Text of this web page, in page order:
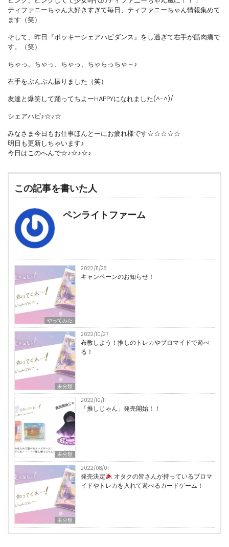
ティファニーちゃん大好きすぎて毎日、ティファニーちゃん情報集めて
ます（笑）
そして、昨日『ポッキーシェアハピダンス』をし過ぎて右手が筋肉痛で
す。（笑）
ちゃっ、ちゃっ、ちゃっ、ちゃらっちゃ～♪
右手をぶんぶん振りました（笑）
友達と爆笑して踊ってちよーHAPPYになれました(^-^)/
シェアハピ♪☆♪☆
みなさま今日もお仕事ほんとーにお疲れ様です☆☆☆☆☆
明日も更新しちゃいます♪
今日はこのへんで☆♪☆♪☆♪
この記事を書いた人
ペンライトファーム
やってみた
2022/11/28
キャンペーンのお知らせ！
未分類
2022/10/27
布教しよう！推しのトレカやブロマイドで遊べ
る！
未分類
2022/10/11
「推しじゃん」発売開始！！
未分類
2022/08/01
発売決定
オタクの皆さんが持っているブロマ
イドやトレカを入れて遊べるカードゲーム！